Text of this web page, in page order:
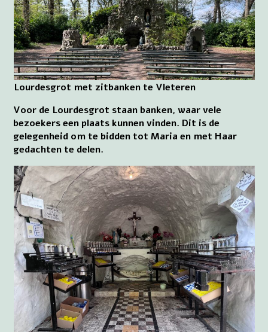
Lourdesgrot met zitbanken te Vleteren
Voor de Lourdesgrot staan banken, waar vele
bezoekers een plaats kunnen vinden. Dit is de
gelegenheid om te bidden tot Maria en met Haar
gedachten te delen.